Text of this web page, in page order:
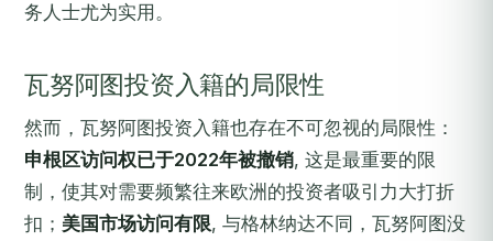
务人士尤为实用。
瓦努阿图投资入籍的局限性
然而，瓦努阿图投资入籍也存在不可忽视的局限性：
申根区访问权已于2022年被撤销, 这是最重要的限
制，使其对需要频繁往来欧洲的投资者吸引力大打折
扣； 美国市场访问有限, 与格林纳达不同，瓦努阿图没